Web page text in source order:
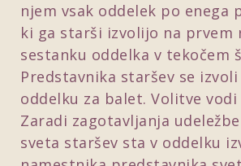
njem vsak oddelek po enega
ki ga starši izvolijo na prvem
sestanku oddelka v tekočem
Predstavnika staršev se
oddelku za balet. Volitve
Zaradi zagotavljanja
sveta staršev sta v oddelku